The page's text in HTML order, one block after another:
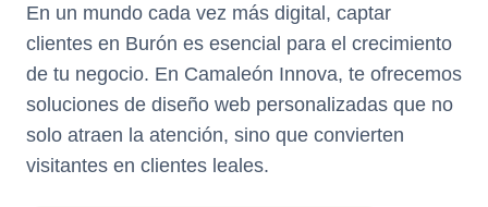
En un mundo cada vez más digital, captar
clientes en Burón es esencial para el crecimiento
de tu negocio. En Camaleón Innova, te ofrecemos
soluciones de diseño web personalizadas que no
solo atraen la atención, sino que convierten
visitantes en clientes leales.